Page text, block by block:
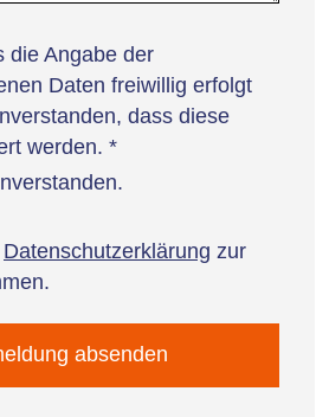
die Angabe der
Daten freiwillig erfolgt
dass diese
werden. *
Datenschutzerklärung zur